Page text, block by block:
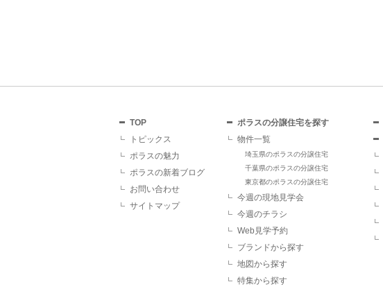
TOP
トピックス
ポラスの魅力
ポラスの新着ブログ
お問い合わせ
サイトマップ
ポラスの分譲住宅を探す
物件一覧
埼玉県のポラスの分譲住宅
千葉県のポラスの分譲住宅
東京都のポラスの分譲住宅
今週の現地見学会
今週のチラシ
Web見学予約
ブランドから探す
地図から探す
特集から探す